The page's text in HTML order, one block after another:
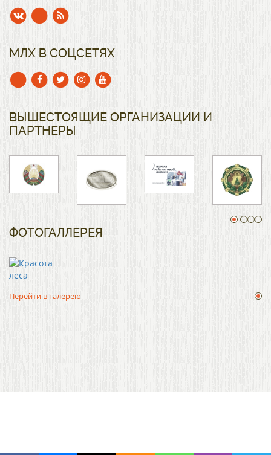
МЛХ В СОЦСЕТЯХ
ВЫШЕСТОЯЩИЕ ОРГАНИЗАЦИИ И
ПАРТНЕРЫ
ФОТОГАЛЛЕРЕЯ
Перейти в галерею